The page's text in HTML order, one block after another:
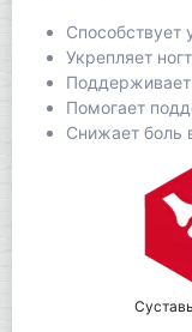
Способствует
Укрепляет
Поддерживает
Помогает
Снижает боль